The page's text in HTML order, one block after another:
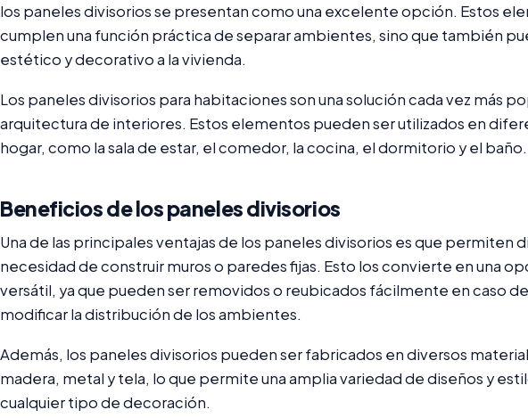
los paneles divisorios se presentan como una excelente opción. Estos
cumplen una función práctica de separar ambientes, sino que también
estético y decorativo a la vivienda.
Los paneles divisorios para habitaciones son una solución cada vez más
arquitectura de interiores. Estos elementos pueden ser utilizados en
hogar, como la sala de estar, el comedor, la cocina, el dormitorio y el baño.
Beneficios de los paneles divisorios
Una de las principales ventajas de los paneles divisorios es que permiten
necesidad de construir muros o paredes fijas. Esto los convierte en una
versátil, ya que pueden ser removidos o reubicados fácilmente en caso
modificar la distribución de los ambientes.
Además, los paneles divisorios pueden ser fabricados en diversos
madera, metal y tela, lo que permite una amplia variedad de diseños y
cualquier tipo de decoración.